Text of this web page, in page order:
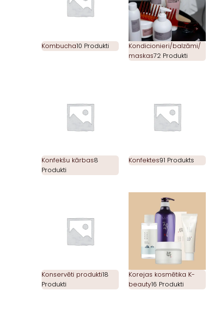
Kombucha10 Produkti
Kondicionieri/balzāmi/
maskas72 Produkti
Konfekšu kārbas8
Produkti
Konfektes91 Produkts
Konservēti produkti18
Produkti
Korejas kosmētika K-
beauty16 Produkti